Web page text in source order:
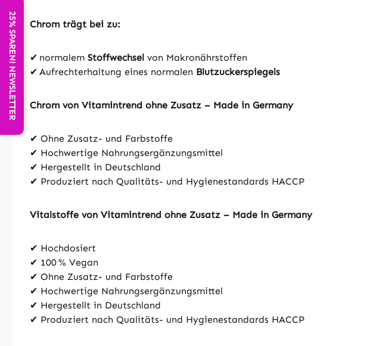
25% SPAREN! NEWSLETTER Chrom trägt bei zu:
✔ normalem Stoffwechsel von Makronährstoffen
✔ Aufrechterhaltung eines normalen Blutzuckerspiegels
Chrom von Vitamintrend ohne Zusatz – Made in Germany
✔ Ohne Zusatz- und Farbstoffe
✔ Hochwertige Nahrungsergänzungsmittel
✔ Hergestellt in Deutschland
✔ Produziert nach Qualitäts- und Hygienestandards HACCP
Vitalstoffe von Vitamintrend ohne Zusatz – Made in Germany
✔ Hochdosiert
✔ 100 % Vegan
✔ Ohne Zusatz- und Farbstoffe
✔ Hochwertige Nahrungsergänzungsmittel
✔ Hergestellt in Deutschland
✔ Produziert nach Qualitäts- und Hygienestandards HACCP